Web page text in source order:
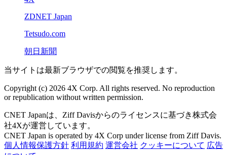
ZDNET Japan
Tetsudo.com
朝日新聞
当サイトは最新ブラウザでの閲覧を推奨します。
Copyright (c) 2026 4X Corp. All rights reserved. No reproduction
or republication without written permission.
CNET Japanは、Ziff Davisからのライセンスに基づき株式会
社4Xが運営しています。
CNET Japan is operated by 4X Corp under license from Ziff Davis.
個人情報保護方針 利用規約 運営会社 クッキーについて 広告